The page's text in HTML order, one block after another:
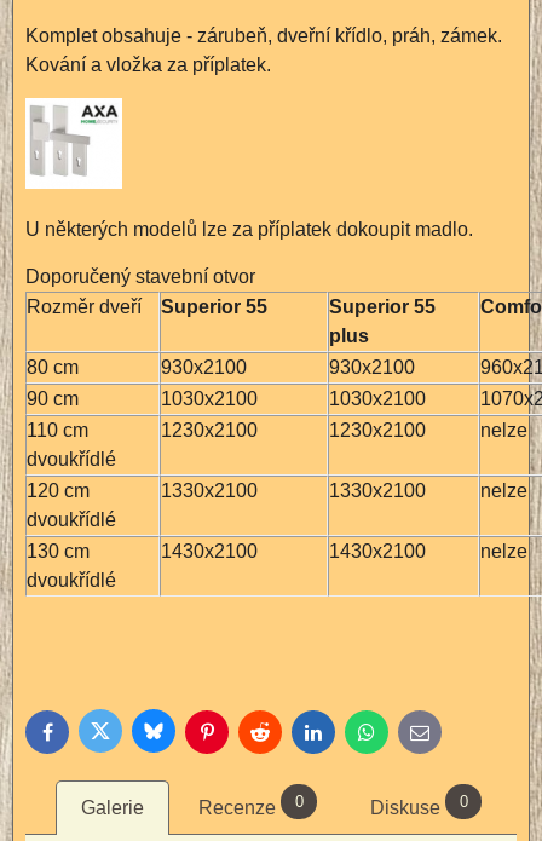
Komplet obsahuje - zárubeň, dveřní křídlo, práh, zámek.
Kování a vložka za příplatek.
U některých modelů lze za příplatek dokoupit madlo.
Doporučený stavební otvor
Rozměr dveří
Superior 55
Superior 55
plus
80 cm 930x2100 930x2100
90 cm
1030x2100 1030x2100
110 cm
dvoukřídlé
1230x2100 1230x2100 nelze
120 cm
dvoukřídlé
1330x2100 1330x2100 nelze
130 cm
dvoukřídlé
1430x2100 1430x2100 nelze
FacebookTwitter BlueskyPinterestReddit LinkedInWhatsApp
E-
mail
Galerie Recenze 0 Diskuse 0